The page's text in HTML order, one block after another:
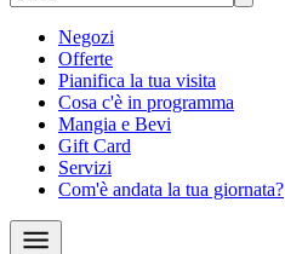
Negozi
Offerte
Pianifica la tua visita
Cosa c'è in programma
Mangia e Bevi
Gift Card
Servizi
Com'è andata la tua giornata?